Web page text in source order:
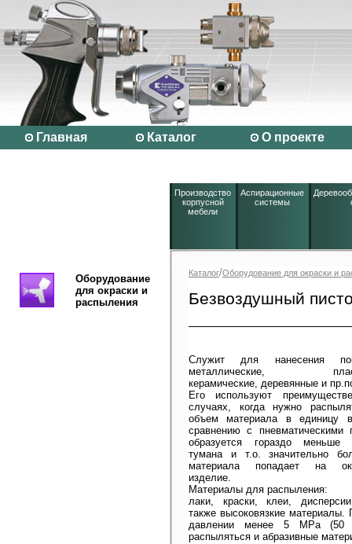
Главная Каталог О проекте
Производство
корпусной
мебели
Аспирационные
системы
Оборудование
для окраски и
распыления
Каталог/Оборудование для окраски и
Безвоздушный
Cлужит для нанесения
металлические,
керамические, деревянные и
Его используют
случаях, когда нужно
объем материала в единицу
сравнению с пневматическими
образуется гораздо меньше
тумана и т.о. значительно
материала попадает на
изделие.
Материалы для распыления:
лаки, краски, клеи,
также высоковязкие материалы.
давлении менее 5 MPa (50
распыляться и абразивные